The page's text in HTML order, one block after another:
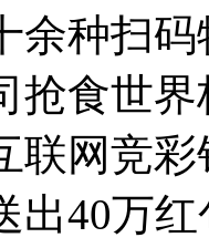
余种扫
抢食世
联网竞
出40万